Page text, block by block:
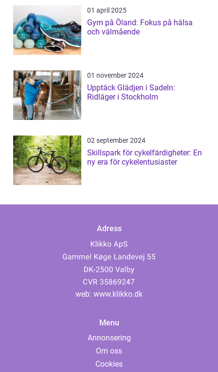
01 april 2025
Gym på Öland: Fokus på hälsa
och välmående
01 november 2024
Upptäck Glädjen i Sadeln:
Ridläger i Stockholm
02 september 2024
Skillspark för cykelfärdigheter: En
ny era för cykelentusiaster
Adress
web: www.klikko.dk
Menu
Annonsering
Om oss
Cookies